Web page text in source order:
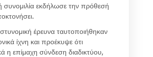
συνομιλία εκδήλωσε την πρόθεσή
έρευνα ταυτοποιήθηκαν
ίχνη και προέκυψε ότι
η επίμαχη σύνδεση διαδικτύου,